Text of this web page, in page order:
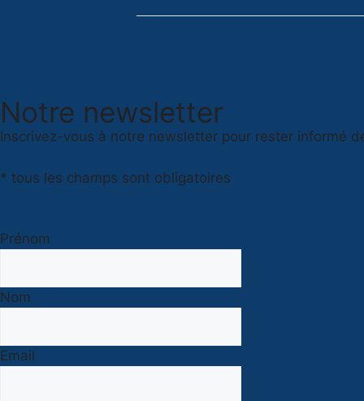
Notre newsletter
Inscrivez-vous à notre newsletter pour rester informé
* tous les champs sont obligatoires
Prénom
Nom
Email